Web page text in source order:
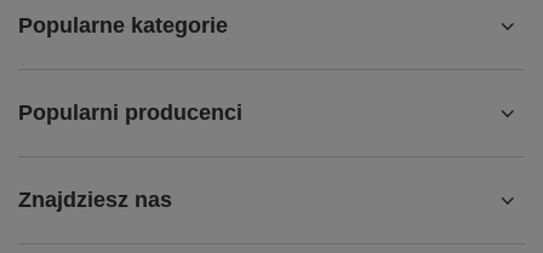
Popularne kategorie
Popularni producenci
Znajdziesz nas